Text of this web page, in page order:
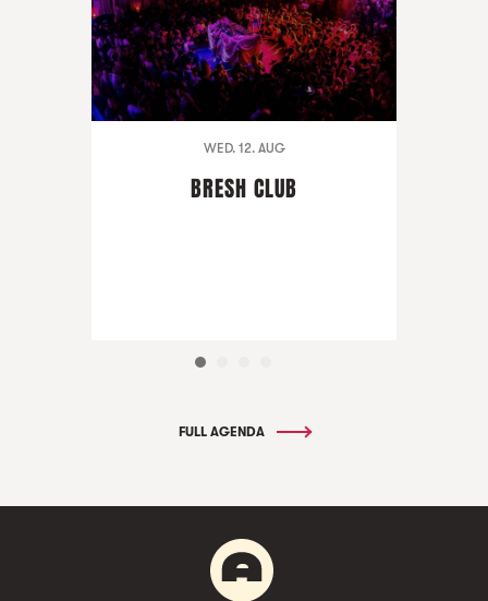
WED. 12. AUG
BRESH CLUB
FULL AGENDA